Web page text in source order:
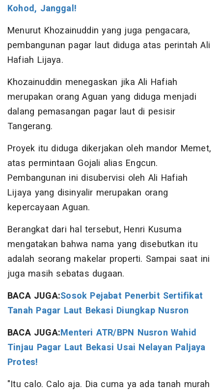
Kohod, Janggal!
Menurut Khozainuddin yang juga pengacara,
pembangunan pagar laut diduga atas perintah Ali
Hafiah Lijaya.
Khozainuddin menegaskan jika Ali Hafiah
merupakan orang Aguan yang diduga menjadi
dalang pemasangan pagar laut di pesisir
Tangerang.
Proyek itu diduga dikerjakan oleh mandor Memet,
atas permintaan Gojali alias Engcun.
Pembangunan ini disubervisi oleh Ali Hafiah
Lijaya yang disinyalir merupakan orang
kepercayaan Aguan.
Berangkat dari hal tersebut, Henri Kusuma
mengatakan bahwa nama yang disebutkan itu
adalah seorang makelar properti. Sampai saat ini
juga masih sebatas dugaan.
BACA JUGA:Sosok Pejabat Penerbit Sertifikat
Tanah Pagar Laut Bekasi Diungkap Nusron
BACA JUGA:Menteri ATR/BPN Nusron Wahid
Tinjau Pagar Laut Bekasi Usai Nelayan Paljaya
Protes!
"Itu calo. Calo aja. Dia cuma ya ada tanah murah